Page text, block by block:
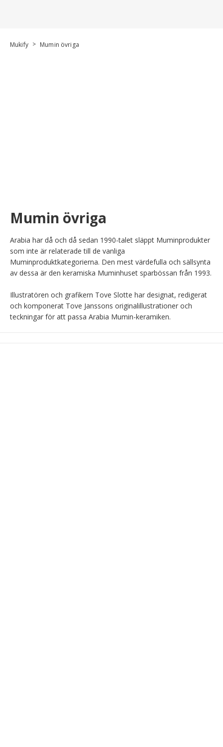
Mukify > Mumin övriga
Mumin övriga
Arabia har då och då sedan 1990-talet släppt Muminprodukter
som inte är relaterade till de vanliga
Muminproduktkategorierna. Den mest värdefulla och sällsynta
av dessa är den keramiska Muminhuset sparbössan från 1993.
Illustratören och grafikern Tove Slotte har designat, redigerat
och komponerat Tove Janssons originalillustrationer och
teckningar för att passa Arabia Mumin-keramiken.